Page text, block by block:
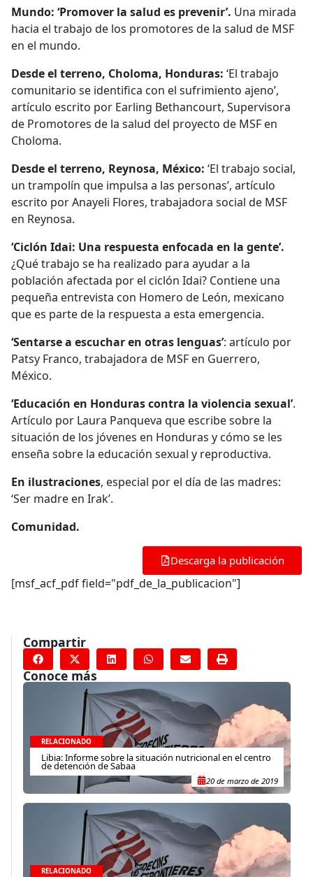
Mundo: ‘Promover la salud es prevenir’. Una mirada
hacia el trabajo de los promotores de la salud de MSF
en el mundo.
Desde el terreno, Choloma, Honduras: ‘El trabajo
comunitario se identifica con el sufrimiento ajeno’,
artículo escrito por Earling Bethancourt, Supervisora
de Promotores de la salud del proyecto de MSF en
Choloma.
Desde el terreno, Reynosa, México: ‘El trabajo social,
un trampolín que impulsa a las personas’, artículo
escrito por Anayeli Flores, trabajadora social de MSF
en Reynosa.
‘Ciclón Idai: Una respuesta enfocada en la gente’.
¿Qué trabajo se ha realizado para ayudar a la
población afectada por el ciclón Idai? Contiene una
pequeña entrevista con Homero de León, mexicano
que es parte de la respuesta a esta emergencia.
‘Sentarse a escuchar en otras lenguas’: artículo por
Patsy Franco, trabajadora de MSF en Guerrero,
México.
‘Educación en Honduras contra la violencia sexual’.
Artículo por Laura Panqueva que escribe sobre la
situación de los jóvenes en Honduras y cómo se les
enseña sobre la educación sexual y reproductiva.
En ilustraciones, especial por el día de las madres:
‘Ser madre en Irak’.
Comunidad.
Descarga la publicación
[msf_acf_pdf field="pdf_de_la_publicacion"]
Compartir
Conoce más
RELACIONADO
Libia: Informe sobre la situación nutricional en el centro
de detención de Sabaa
20 de marzo de 2019
RELACIONADO